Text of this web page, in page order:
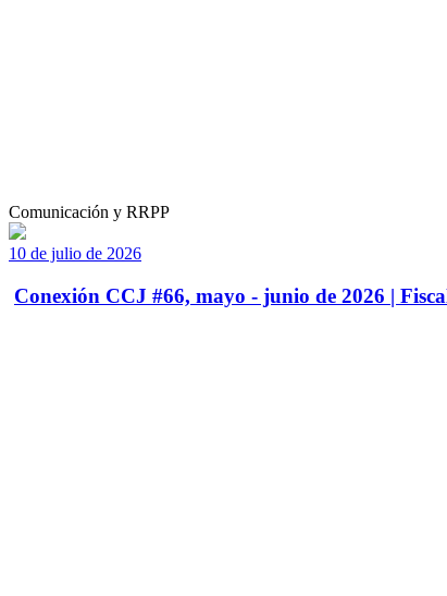
Comunicación y RRPP
10 de julio de 2026
Conexión CCJ #66, mayo - junio de 2026 |